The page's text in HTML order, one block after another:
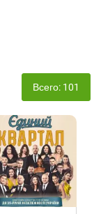
Всего: 101